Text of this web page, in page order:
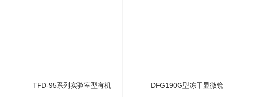
TFD-95系列实验室型有机 DFG190G型冻干显微镜